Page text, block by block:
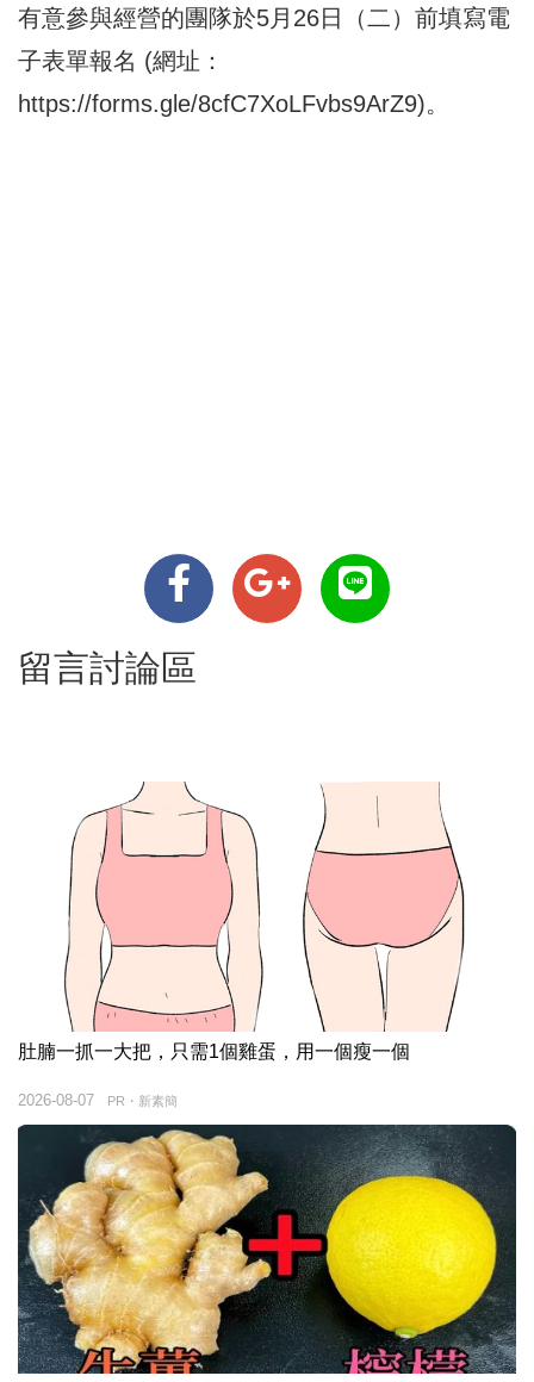
有意參與經營的團隊於5月26日（二）前填寫電
子表單報名 (網址：
https://forms.gle/8cfC7XoLFvbs9ArZ9)。
留言討論區
肚腩一抓一大把，只需1個雞蛋，用一個瘦一個
PR・新素簡
2026-08-07